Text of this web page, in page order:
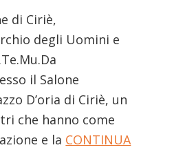
di Ciriè,
degli Uomini e
il Salone
D’oria di Ciriè, un
che hanno come
e la CONTINUA